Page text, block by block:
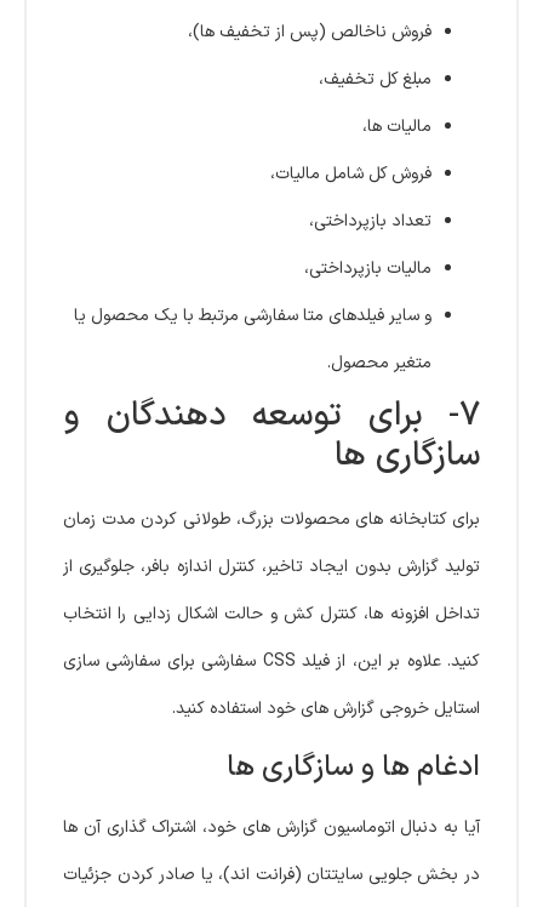
فروش ناخالص (پس از تخفیف ها)،
مبلغ کل تخفیف،
مالیات ها،
فروش کل شامل مالیات،
تعداد بازپرداختی،
مالیات بازپرداختی،
و سایر فیلدهای متا سفارشی مرتبط با یک محصول یا
متغیر محصول.
7- برای توسعه دهندگان و
سازگاری ها
برای کتابخانه های محصولات بزرگ، طولانی کردن مدت زمان
تولید گزارش بدون ایجاد تاخیر، کنترل اندازه بافر، جلوگیری از
تداخل افزونه ها، کنترل کش و حالت اشکال زدایی را انتخاب
کنید. علاوه بر این، از فیلد CSS سفارشی برای سفارشی سازی
استایل خروجی گزارش های خود استفاده کنید.
ادغام ‌ها و سازگاری ها
آیا به دنبال اتوماسیون گزارش های خود، اشتراک گذاری آن ها
در بخش جلویی سایتتان (فرانت اند)، یا صادر کردن جزئیات